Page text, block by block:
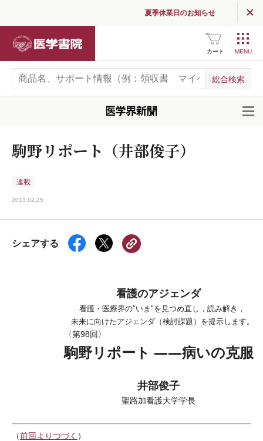
夏季休業日のお知らせ
カート
駒野リポート（井部俊子）
連載
2013.02.25
シェアする
看護のアジェンダ
看護・医療界の"いま"を見つめ直し，読み解き，
未来に向けたアジェンダ（検討課題）を提示します。
〈第98回〉
駒野リポート ――病いの克服
井部俊子
聖路加看護大学学長
（前回よりつづく ）